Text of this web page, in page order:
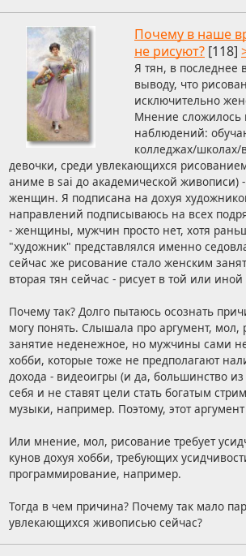
Почему в наше
не рисуют? [118]
Я тян, в последнее
выводу, что
исключительно
Мнение сложилось
наблюдений:
колледжах/школах/
девочки, среди увлекающихся
аниме в sai до академической живописи)
женщин. Я подписана на дохуя
направлений подписываюсь на всех
- женщины, мужчин просто нет, хотя
"художник" представлялся именно
сейчас же рисование стало женским
вторая тян сейчас - рисует в той или
Почему так? Долго пытаюсь осознать
могу понять. Слышала про аргумент, мол,
занятие неденежное, но мужчины сами
хобби, которые тоже не предполагают
дохода - видеоигры (и да, большинство
себя и не ставят цели стать богатым
музыки, например. Поэтому, этот
Или мнение, мол, рисование требует
кунов дохуя хобби, требующих
программирование, например.
Тогда в чем причина? Почему так мало
увлекающихся живописью сейчас?